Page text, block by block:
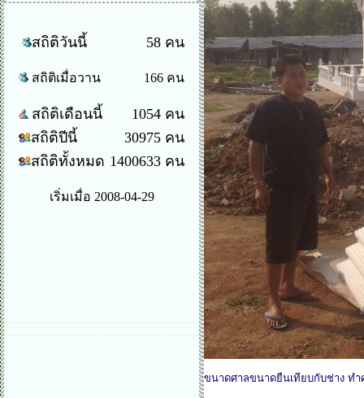
สถิติวันนี้ 58 คน
สถิติเมื่อวาน 166 คน
สถิติเดือนนี้
สถิติปีนี้
สถิติทั้งหมด
1054 คน
30975 คน
1400633 คน
เริ่มเมื่อ 2008-04-29
ขนาดศาลขนาดยืนเทียบกับช่าง ทำ